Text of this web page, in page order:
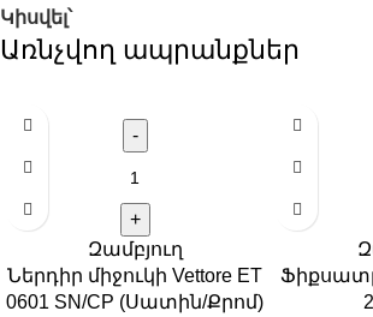
Կիսվել՝
Առնչվող ապրանքներ
Զամբյուղ
Ներդիր միջուկի Vettore ET
0601 SN/CP (Սատին/Քրոմ)
Ֆիքսատր